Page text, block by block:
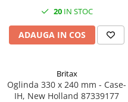
1.4.4. Cilindri si accesorii
1.5.1. Combustibili
20IN STOC
ADAUGA IN COS
Britax
Oglinda 330 x 240 mm - Case-
IH, New Holland 87339177